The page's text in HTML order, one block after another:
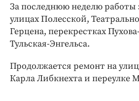
Интересное чтиво
Клиника года
Бренд года
За последнюю неделю работы
улицах Полесской,
Герцена, перекрестках
Тульская-Энгельса.
Продолжается ремонт на
Карла Либкнехта и переулке